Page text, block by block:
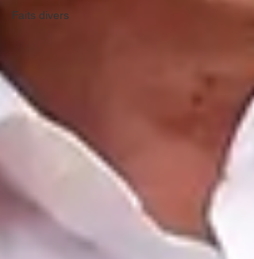
Faits divers